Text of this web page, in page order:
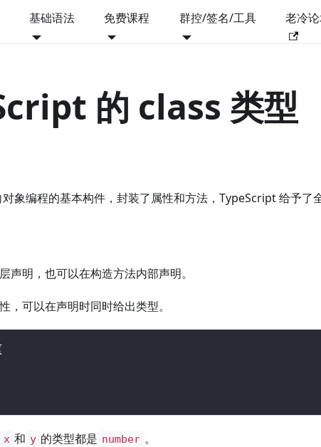
基础语法 免费课程 群控/签名/工具 老冷
的 class 类型
象编程的基本构件，封装了属性和方法，TypeScript 给予了
声明，也可以在构造方法内部声明。
，可以在声明时同时给出类型。
x 和 y 的类型都是 number 。